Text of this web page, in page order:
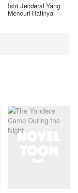
Istri Jenderal Yang
Mencuri Hatinya